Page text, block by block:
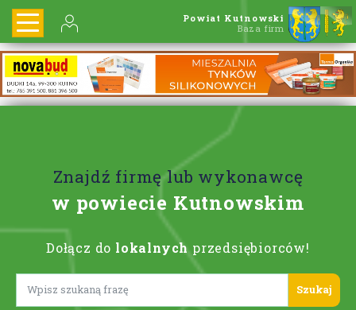
Powiat Kutnowski
Baza firm
Znajdź firmę lub wykonawcę
w powiecie Kutnowskim
Dołącz do lokalnych przedsiębiorców!
Lorem ipsum